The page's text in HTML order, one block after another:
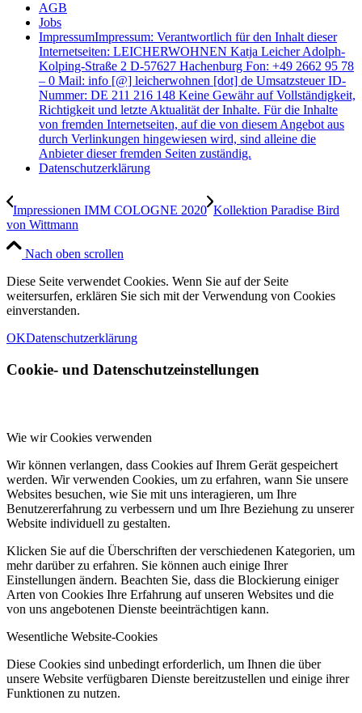
AGB
Jobs
ImpressumImpressum: Verantwortlich für den Inhalt dieser
Internetseiten: LEICHERWOHNEN Katja Leicher Adolph-
Kolping-Straße 2 D-57627 Hachenburg Fon: +49 2662 95 78
– 0 Mail: info [@] leicherwohnen [dot] de Umsatzsteuer ID-
Nummer: DE 211 216 148 Keine Gewähr auf Vollständigkeit,
Richtigkeit und letzte Aktualität der Inhalte. Für die Inhalte
von fremden Internetseiten, auf die von diesem Angebot aus
durch Verlinkungen hingewiesen wird, sind alleine die
Anbieter dieser fremden Seiten zuständig.
Datenschutzerklärung
Impressionen IMM COLOGNE 2020 Kollektion Paradise Bird
von Wittmann
Nach oben scrollen
Diese Seite verwendet Cookies. Wenn Sie auf der Seite
weitersurfen, erklären Sie sich mit der Verwendung von Cookies
einverstanden.
OKDatenschutzerklärung
Cookie- und Datenschutzeinstellungen
Wie wir Cookies verwenden
Wir können verlangen, dass Cookies auf Ihrem Gerät gespeichert
werden. Wir verwenden Cookies, um zu erfahren, wann Sie unsere
Websites besuchen, wie Sie mit uns interagieren, um Ihre
Benutzererfahrung zu verbessern und um Ihre Beziehung zu unserer
Website individuell zu gestalten.
Klicken Sie auf die Überschriften der verschiedenen Kategorien, um
mehr darüber zu erfahren. Sie können auch einige Ihrer
Einstellungen ändern. Beachten Sie, dass die Blockierung einiger
Arten von Cookies Ihre Erfahrung auf unseren Websites und die
von uns angebotenen Dienste beeinträchtigen kann.
Wesentliche Website-Cookies
Diese Cookies sind unbedingt erforderlich, um Ihnen die über
unsere Website verfügbaren Dienste bereitzustellen und einige ihrer
Funktionen zu nutzen.